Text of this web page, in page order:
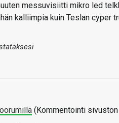
messuvisiitti mikro led
kalliimpia kuin Teslan cyper
(Kommentointi